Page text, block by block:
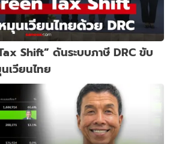
Shift” ดันระบบภาษี DRC ขับ
เวียนไทย